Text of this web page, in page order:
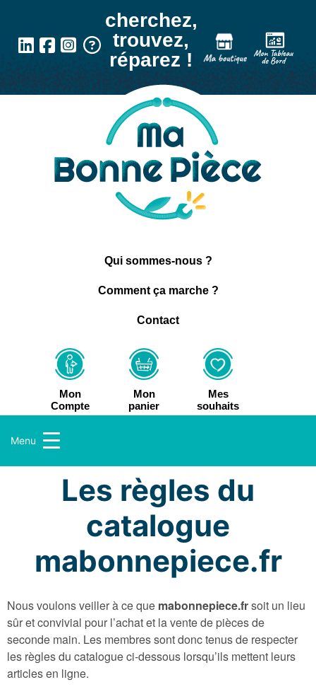
cherchez,
trouvez,
réparez !
Qui sommes-nous ?
Comment ça marche ?
Contact
Mon
Compte
Mon
panier
Mes
souhaits
Menu
Les règles du
catalogue
mabonnepiece.fr
Nous voulons veiller à ce que mabonnepiece.frsoit un lieu
sûr et convivial pour l’achat et la vente de pièces de
seconde main. Les membres sont donc tenus de respecter
les règles du catalogue ci-dessous lorsqu’ils mettent leurs
articles en ligne.